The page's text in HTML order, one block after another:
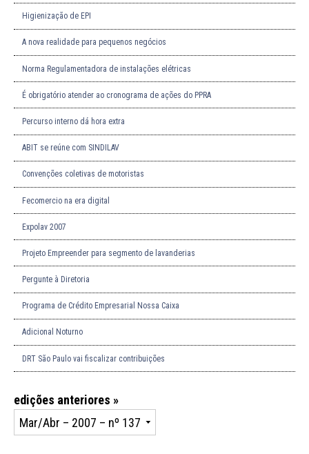
Higienização de EPI
A nova realidade para pequenos negócios
Norma Regulamentadora de instalações elétricas
É obrigatório atender ao cronograma de ações do PPRA
Percurso interno dá hora extra
ABIT se reúne com SINDILAV
Convenções coletivas de motoristas
Fecomercio na era digital
Expolav 2007
Projeto Empreender para segmento de lavanderias
Pergunte à Diretoria
Programa de Crédito Empresarial Nossa Caixa
Adicional Noturno
DRT São Paulo vai fiscalizar contribuições
edições anteriores »